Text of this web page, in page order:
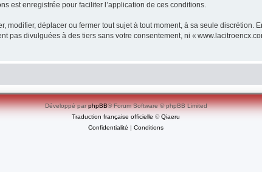
est enregistrée pour faciliter l’application de ces conditions.
modifier, déplacer ou fermer tout sujet à tout moment, à sa seule discrétion.
pas divulguées à des tiers sans votre consentement, ni «
Développé parphpBB® Forum Software © phpBB Limited
Traduction française officielle ©Qiaeru
Confidentialité | Conditions